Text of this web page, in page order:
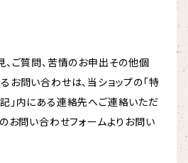
、ご質問、苦情のお申出その他個
お問い合わせは、当ショップの「特
」内にある連絡先へご連絡いただ
お問い合わせフォームよりお問い